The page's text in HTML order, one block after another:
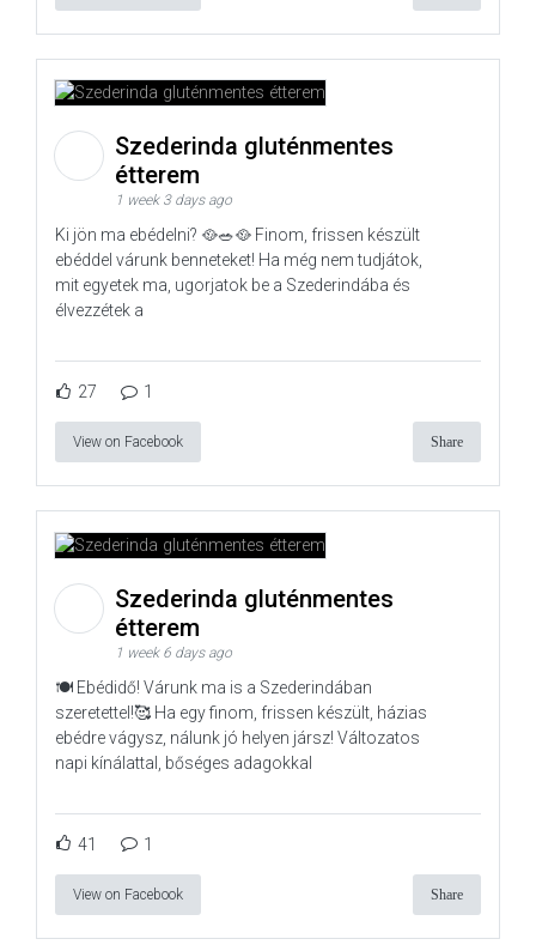
Szederinda gluténmentes
étterem
1 week 3 days ago
Ki jön ma ebédelni? 🥘🥗🥘 Finom, frissen készült
ebéddel várunk benneteket! Ha még nem tudjátok,
mit egyetek ma, ugorjatok be a Szederindába és
élvezzétek a
27 1
View on Facebook Share
Szederinda gluténmentes
étterem
1 week 6 days ago
🍽️ Ebédidő! Várunk ma is a Szederindában
szeretettel!🥰 Ha egy finom, frissen készült, házias
ebédre vágysz, nálunk jó helyen jársz! Változatos
napi kínálattal, bőséges adagokkal
41 1
View on Facebook Share